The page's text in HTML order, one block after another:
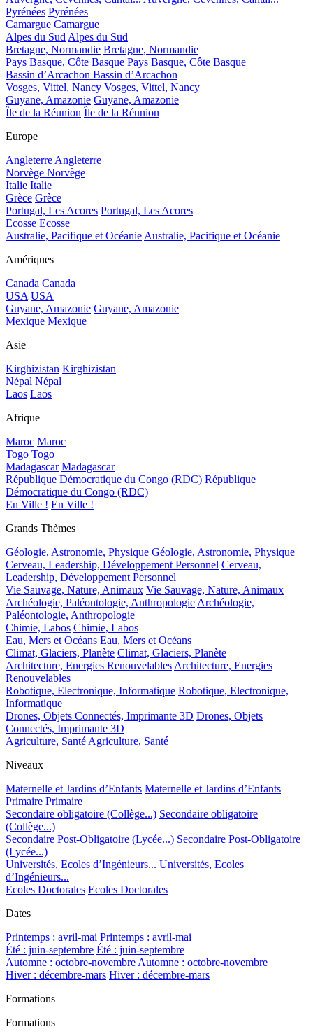
Pyrénées Pyrénées
Camargue Camargue
Alpes du SudAlpes du Sud
Bretagne, Normandie Bretagne, Normandie
Pays Basque, Côte Basque Pays Basque, Côte Basque
Bassin d’Arcachon Bassin d’Arcachon
Vosges, Vittel, Nancy Vosges, Vittel, Nancy
Guyane, Amazonie Guyane, Amazonie
Île de la Réunion Île de la Réunion
Europe
AngleterreAngleterre
Norvège Norvège
Italie Italie
Grèce Grèce
Portugal, Les Acores Portugal, Les Acores
Ecosse Ecosse
Australie, Pacifique et OcéanieAustralie, Pacifique et Océanie
Amériques
Canada Canada
USA USA
Guyane, Amazonie Guyane, Amazonie
Mexique Mexique
Asie
Kirghizistan Kirghizistan
Népal Népal
Laos Laos
Afrique
Maroc Maroc
Togo Togo
Madagascar Madagascar
République Démocratique du Congo (RDC) République
Démocratique du Congo (RDC)
En Ville ! En Ville !
Grands Thèmes
Géologie, Astronomie, Physique Géologie, Astronomie, Physique
Cerveau, Leadership, Développement Personnel Cerveau,
Leadership, Développement Personnel
Vie Sauvage, Nature, Animaux Vie Sauvage, Nature, Animaux
Archéologie, Paléontologie, AnthropologieArchéologie,
Paléontologie, Anthropologie
Chimie, Labos Chimie, Labos
Eau, Mers et Océans Eau, Mers et Océans
Climat, Glaciers, Planète Climat, Glaciers, Planète
Architecture, Energies RenouvelablesArchitecture, Energies
Renouvelables
Robotique, Electronique, Informatique Robotique, Electronique,
Informatique
Drones, Objets Connectés, Imprimante 3D Drones, Objets
Connectés, Imprimante 3D
Agriculture, SantéAgriculture, Santé
Niveaux
Maternelle et Jardins d’Enfants Maternelle et Jardins d’Enfants
Primaire Primaire
Secondaire obligatoire (Collège...) Secondaire obligatoire
(Collège...)
Secondaire Post-Obligatoire (Lycée...) Secondaire Post-Obligatoire
(Lycée...)
Universités, Ecoles d’Ingénieurs... Universités, Ecoles
d’Ingénieurs...
Ecoles Doctorales Ecoles Doctorales
Dates
Printemps : avril-mai Printemps : avril-mai
Été : juin-septembre Été : juin-septembre
Automne : octobre-novembreAutomne : octobre-novembre
Hiver : décembre-mars Hiver : décembre-mars
Formations
Formations